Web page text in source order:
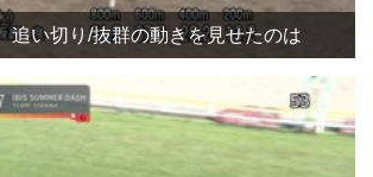
追い切り/抜群の動きを見せたのは